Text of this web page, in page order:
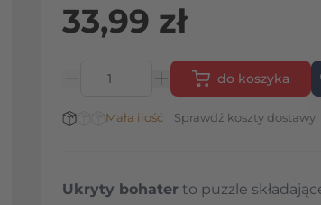
33,99 zł
do koszyka
Stan magazynowy:
Mała ilość Sprawdź koszty dostawy
Ukryty bohater to puzzle